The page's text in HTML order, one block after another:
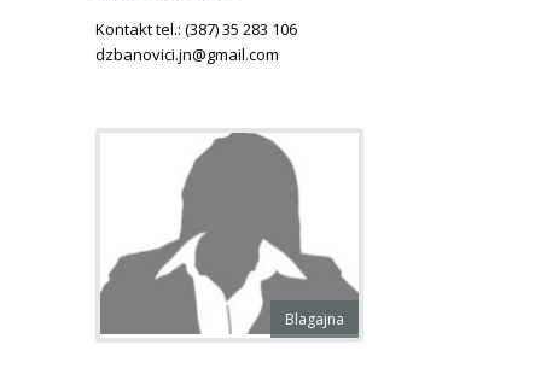
Kontakt tel.: (387) 35 283 106
dzbanovici.jn@gmail.com
Blagajna